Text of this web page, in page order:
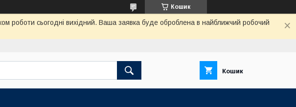
Кошик
роботи сьогодні вихідний. Ваша заявка буде оброблена в найближчий робочий
Кошик